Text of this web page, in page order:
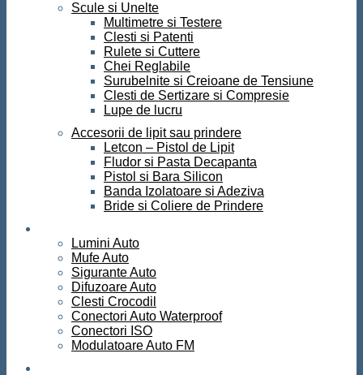
Scule si Unelte
Multimetre si Testere
Clesti si Patenti
Rulete si Cuttere
Chei Reglabile
Surubelnite si Creioane de Tensiune
Clesti de Sertizare si Compresie
Lupe de lucru
Accesorii de lipit sau prindere
Letcon – Pistol de Lipit
Fludor si Pasta Decapanta
Pistol si Bara Silicon
Banda Izolatoare si Adeziva
Bride si Coliere de Prindere
Lumini Auto
Mufe Auto
Sigurante Auto
Difuzoare Auto
Clesti Crocodil
Conectori Auto Waterproof
Conectori ISO
Modulatoare Auto FM